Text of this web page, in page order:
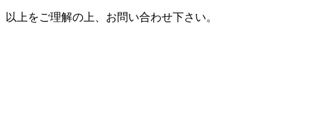
以上をご理解の上、お問い合わせ下さい。